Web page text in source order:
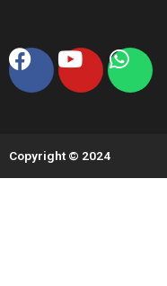
Facebook
Youtube
Copyright © 2024